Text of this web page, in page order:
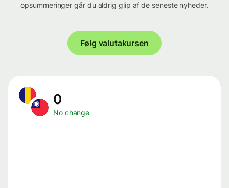
opsummeringer går du aldrig glip af de seneste nyheder.
Følg valutakursen
0
No change